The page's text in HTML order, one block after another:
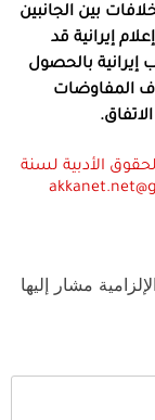
بين الجانبين
إيرانية قد
بالحصول
المفاوضات
بند 27 أ لقانون الحقوق الأدبية لسنة
مشار إليها